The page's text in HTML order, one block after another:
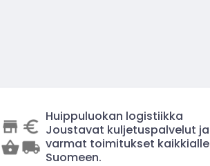
Huippuluokan logistiikka
Joustavat kuljetuspalvelut ja
varmat toimitukset kaikkialle
Suomeen.